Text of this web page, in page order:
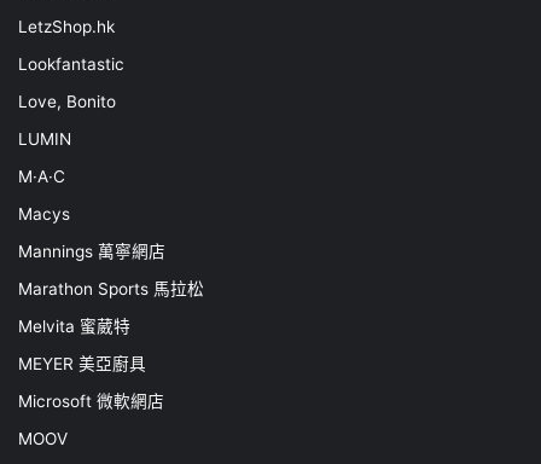
LetzShop.hk
Lookfantastic
Love, Bonito
LUMIN
M·A·C
Macys
Mannings 萬寧網店
Marathon Sports 馬拉松
Melvita 蜜葳特
MEYER 美亞廚具
Microsoft 微軟網店
MOOV